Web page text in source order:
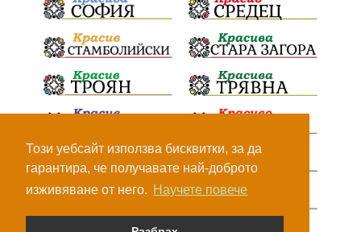
Този уебсайт използва бисквитки, за да
гарантира, че получавате най-доброто
изживяване от него. Научете повече